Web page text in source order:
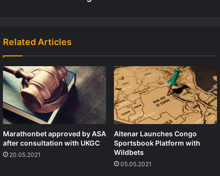
Related Articles
Marathonbet approved by ASA
after consultation with UKGC
20.05.2021
Altenar Launches Congo
Sportsbook Platform with
Wildbets
05.05.2021